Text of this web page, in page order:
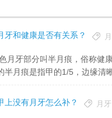
牙和健康是否有关系？
半月痕是指甲的1/5，边缘清
上没有月牙怎么补？ 月牙